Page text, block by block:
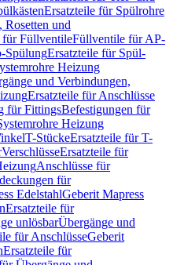
Ersatzteile für Spülrohre
Rosetten und
für FüllventileFüllventile für AP-
SpülungErsatzteile für Spül-
Heizung
und Verbindungen,
Ersatzteile für Anschlüsse
für FittingsBefestigungen für
Heizung
T-StückeErsatzteile für T-
VerschlüsseErsatzteile für
Anschlüsse für
für
EdelstahlGeberit Mapress
Ersatzteile für
unlösbarÜbergänge und
für AnschlüsseGeberit
Ersatzteile für